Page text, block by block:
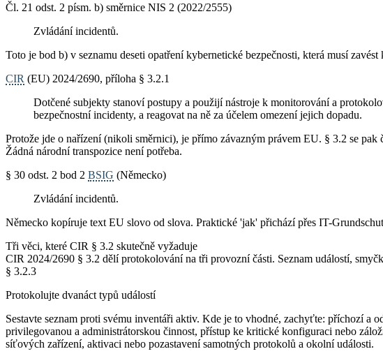
Čl. 21 odst. 2 písm. b) směrnice NIS 2 (2022/2555)
Zvládání incidentů.
Toto je bod b) v seznamu deseti opatření kybernetické bezpečnosti, která musí
CIR (EU) 2024/2690, příloha § 3.2.1
Dotčené subjekty stanoví postupy a použijí nástroje k monitorování a
bezpečnostní incidenty, a reagovat na ně za účelem omezení jejich dopadu.
Protože jde o nařízení (nikoli směrnici), je přímo závazným právem EU. § 3.2 se
Žádná národní transpozice není potřeba.
§ 30 odst. 2 bod 2 BSIG (Německo)
Zvládání incidentů.
Německo kopíruje text EU slovo od slova. Praktické 'jak' přichází přes IT-
Tři věci, které CIR § 3.2 skutečně vyžaduje
CIR 2024/2690 § 3.2 dělí protokolování na tři provozní části. Seznam událostí,
§ 3.2.3
Protokolujte dvanáct typů událostí
Sestavte seznam proti svému inventáři aktiv. Kde je to vhodné, zachyťte: příchozí
privilegovanou a administrátorskou činnost, přístup ke kritické konfiguraci nebo
síťových zařízení, aktivaci nebo pozastavení samotných protokolů a okolní události.